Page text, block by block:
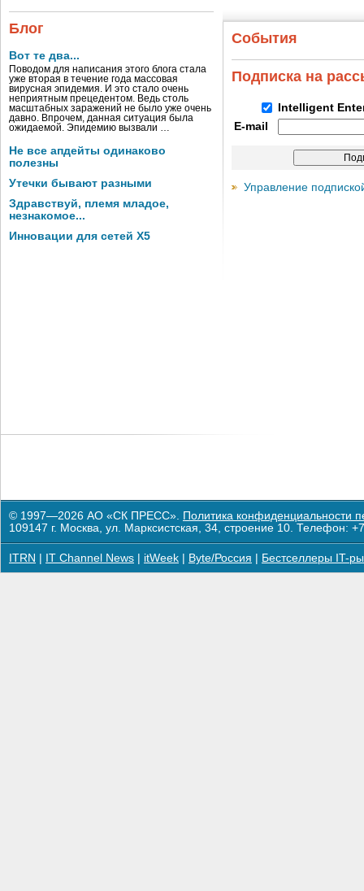
Блог
Вот те два...
Поводом для написания этого блога стала
уже вторая в течение года массовая
вирусная эпидемия. И это стало очень
неприятным прецедентом. Ведь столь
масштабных заражений не было уже очень
давно. Впрочем, данная ситуация была
ожидаемой. Эпидемию вызвали …
Не все апдейты одинаково
полезны
Утечки бывают разными
Здравствуй, племя младое,
незнакомое...
Инновации для сетей X5
События
Подписка на
Intelligent
E-mail
Управление
© 1997—2026 АО «СК ПРЕСС». Политика конфиденциальности
109147 г. Москва, ул. Марксистская, 34, строение 10. Телефон:
ITRN IT Channel News itWeek Byte/Россия Бестселлеры IT-